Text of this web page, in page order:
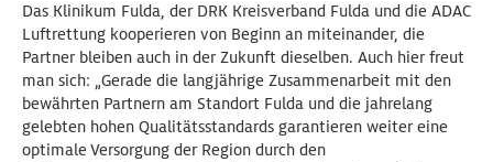
Das Klinikum Fulda, der DRK Kreisverband Fulda und die ADAC
Luftrettung kooperieren von Beginn an miteinander, die
Partner bleiben auch in der Zukunft dieselben. Auch hier freut
man sich: „Gerade die langjährige Zusammenarbeit mit den
bewährten Partnern am Standort Fulda und die jahrelang
gelebten hohen Qualitätsstandards garantieren weiter eine
optimale Versorgung der Region durch den